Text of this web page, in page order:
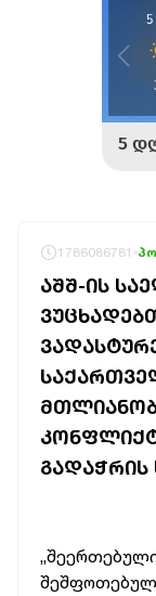
1786086781
ᲐᲨᲨ-ᲘᲡ
ᲒᲐᲓᲐᲭᲠᲘᲡ